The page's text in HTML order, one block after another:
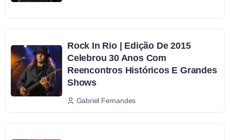
Rock In Rio | Edição De 2015
Celebrou 30 Anos Com
Reencontros Históricos E Grandes
Shows
Gabriel Fernandes